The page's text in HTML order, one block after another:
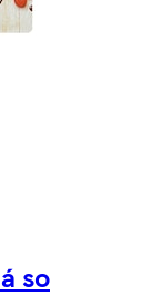
so